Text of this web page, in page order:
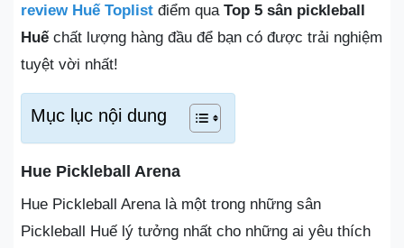
review Huế Toplist điểm qua Top 5 sân pickleball
Huếchất lượng hàng đầu để bạn có được trải nghiệm
tuyệt vời nhất!
Mục lục nội dung
Hue Pickleball Arena
Hue Pickleball Arena là một trong những sân
Pickleball Huế lý tưởng nhất cho những ai yêu thích